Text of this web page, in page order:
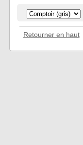
Retourner en haut